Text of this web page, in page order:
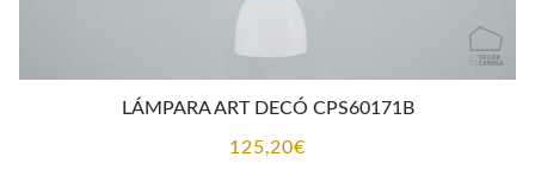
LÁMPARA ART DECÓ CPS60171B
125,20€